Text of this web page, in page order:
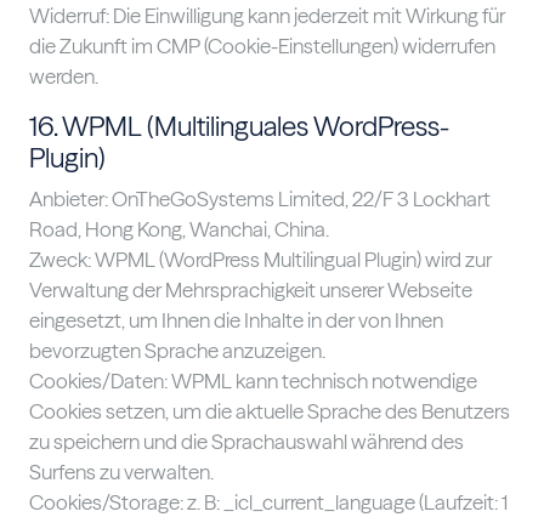
Widerruf: Die Einwilligung kann jederzeit mit Wirkung für
die Zukunft im CMP (Cookie-Einstellungen) widerrufen
werden.
16. WPML (Multilinguales WordPress-
Plugin)
Anbieter: OnTheGoSystems Limited, 22/F 3 Lockhart
Road, Hong Kong, Wanchai, China.
Zweck: WPML (WordPress Multilingual Plugin) wird zur
Verwaltung der Mehrsprachigkeit unserer Webseite
eingesetzt, um Ihnen die Inhalte in der von Ihnen
bevorzugten Sprache anzuzeigen.
Cookies/Daten: WPML kann technisch notwendige
Cookies setzen, um die aktuelle Sprache des Benutzers
zu speichern und die Sprachauswahl während des
Surfens zu verwalten.
Cookies/Storage: z. B: _icl_current_language (Laufzeit: 1